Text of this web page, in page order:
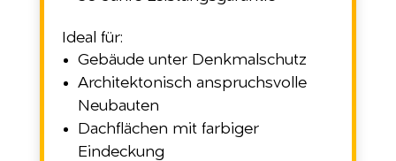
Ideal für:
Gebäude unter Denkmalschutz
Architektonisch anspruchsvolle
Neubauten
Dachflächen mit farbiger
Eindeckung